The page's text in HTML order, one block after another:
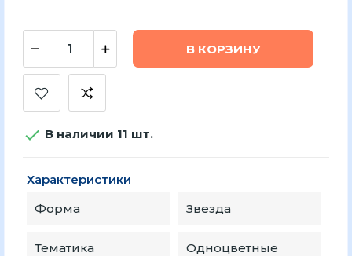
В КОРЗИНУ
 В наличии 11 шт.
Характеристики
Форма
Звезда
Тематика Одноцветные